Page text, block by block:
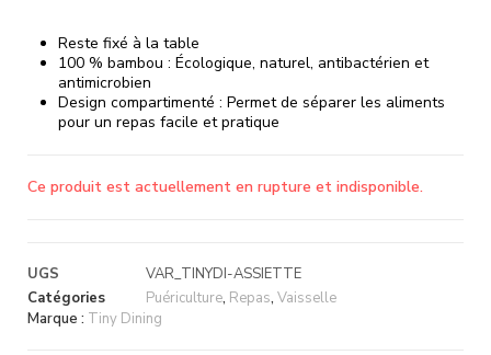
Reste fixé à la table
100 % bambou : Écologique, naturel, antibactérien et
antimicrobien
Design compartimenté : Permet de séparer les aliments
pour un repas facile et pratique
Ce produit est actuellement en rupture et indisponible.
UGS
VAR_TINYDI-ASSIETTE
Catégories
Puériculture, Repas, Vaisselle
Marque : Tiny Dining